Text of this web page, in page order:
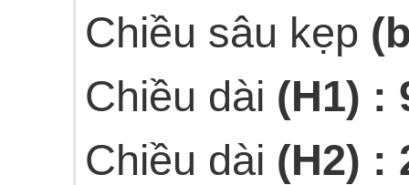
Chiều sâu kẹp
Chiều dài (H1) :
Chiều dài (H2) :